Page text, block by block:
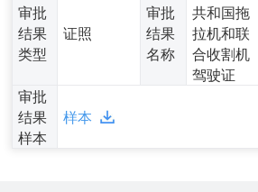
审批
结果
类型
证照
审批
结果
名称
共和国拖
拉机和联
合收割机
驾驶证
审批
结果
样本
样本